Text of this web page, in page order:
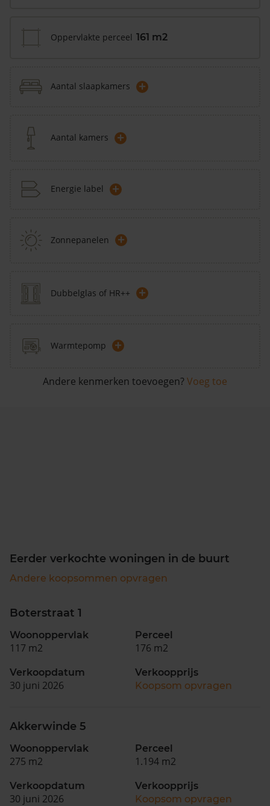
Oppervlakte perceel 161 m2
Aantal slaapkamers +
Aantal kamers +
Energie label +
Zonnepanelen +
Dubbelglas of HR++ +
Warmtepomp +
Andere kenmerken toevoegen? Voeg toe
Eerder verkochte woningen in de buurt
Andere koopsommen opvragen
Boterstraat 1
Woonoppervlak
117 m2
Perceel
176 m2
Verkoopdatum
30 juni 2026
Verkoopprijs
Koopsom opvragen
Akkerwinde 5
Woonoppervlak
275 m2
Perceel
1.194 m2
Verkoopdatum
30 juni 2026
Verkoopprijs
Koopsom opvragen